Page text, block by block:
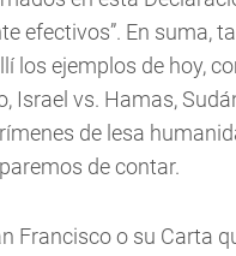
efectivos”. En suma,
los ejemplos de hoy,
Israel vs. Hamas,
de lesa
de contar.
Francisco o su Carta